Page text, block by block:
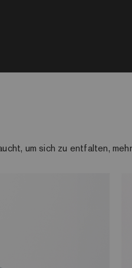
um sich zu entfalten,